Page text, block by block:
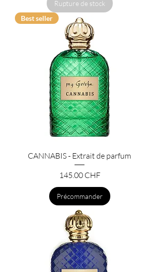
Rupture de stock
Best seller
CANNABIS - Extrait de parfum
Prix
145.00 CHF
Précommander